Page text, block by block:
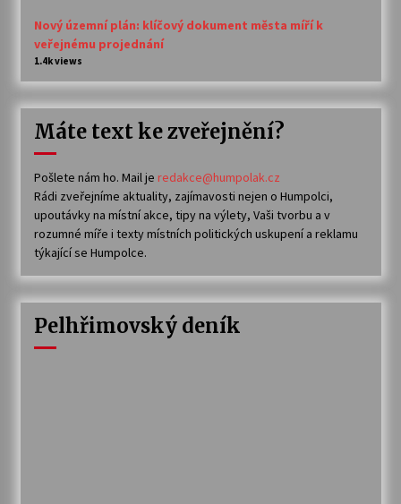
Nový územní plán: klíčový dokument města míří k
veřejnému projednání
1.4k views
Máte text ke zveřejnění?
Pošlete nám ho. Mail je redakce@humpolak.cz
Rádi zveřejníme aktuality, zajímavosti nejen o Humpolci,
upoutávky na místní akce, tipy na výlety, Vaši tvorbu a v
rozumné míře i texty místních politických uskupení a reklamu
týkající se Humpolce.
Pelhřimovský deník